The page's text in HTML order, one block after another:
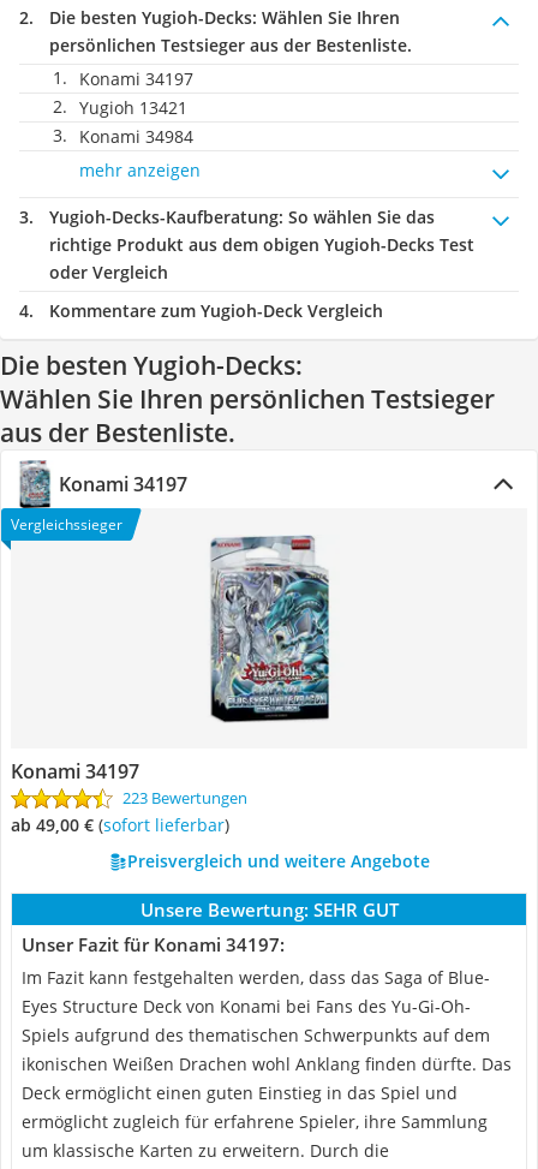
Die besten Yugioh-Decks: Wählen Sie Ihren
persönlichen Testsieger aus der Bestenliste.
Konami 34197
Yugioh 13421
Konami 34984
mehr anzeigen
Yugioh-Decks-Kaufberatung: So wählen Sie das
richtige Produkt aus dem obigen Yugioh-Decks Test
oder Vergleich
Kommentare zum Yugioh-Deck Vergleich
Die besten Yugioh-Decks:
Wählen Sie Ihren persönlichen Testsieger
aus der Bestenliste.
Konami 34197
Vergleichssieger
Konami 34197
223 Bewertungen
ab 49,00 € ( Sofort lieferbar)
Preisvergleich und weitere Angebote
Unsere Bewertung: SEHR GUT
Unser Fazit für Konami 34197:
Im Fazit kann festgehalten werden, dass das Saga of Blue-
Eyes Structure Deck von Konami bei Fans des Yu-Gi-Oh-
Spiels aufgrund des thematischen Schwerpunkts auf dem
ikonischen Weißen Drachen wohl Anklang finden dürfte. Das
Deck ermöglicht einen guten Einstieg in das Spiel und
ermöglicht zugleich für erfahrene Spieler, ihre Sammlung
um klassische Karten zu erweitern. Durch die